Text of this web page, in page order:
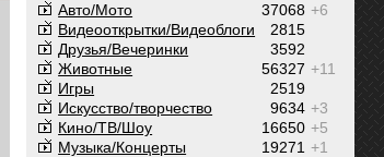
+6
37068
Авто/Мото
2815
Видеооткрытки/Видеоблоги
3592
Друзья/Вечеринки
+11
56327
Животные
2519
Игры
+3
9634
Искусство/творчество
+5
16650
Кино/ТВ/Шоу
+1
19271
Музыка/Концерты